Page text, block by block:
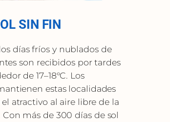
SIN FIN
días fríos y nublados de
son recibidos por tardes
de 17–18°C. Los
estas localidades
atractivo al aire libre de la
más de 300 días de sol